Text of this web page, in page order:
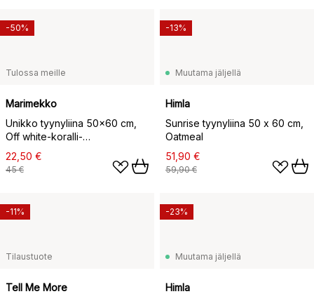
Tulossa meille
Marimekko
Unikko tyynyliina 50x60 cm,
Off white-koralli-
oranssinpunainen-hiili
22,50 €
45 €
-50%
Muutama jäljellä
Himla
Sunrise tyynyliina 50 x 60 cm,
Oatmeal
51,90 €
59,90 €
-13%
Tilaustuote
Tell Me More
-11%
Muutama jäljellä
Himla
-23%